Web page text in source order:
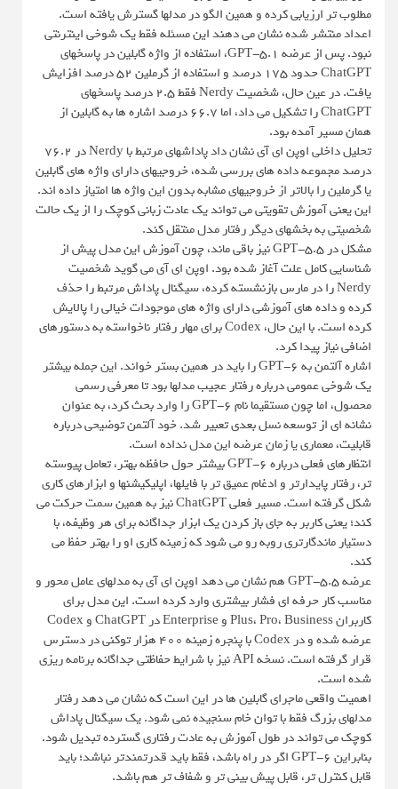
مطلوب تر ارزیابی کرده و همین الگو در مدلها گسترش یافته است.
اعداد منتشر شده نشان می دهند این مسئله فقط یک شوخی اینترنتی
نبود. پس از عرضه GPT-5.1، استفاده از واژه گابلین در پاسخهای
ChatGPT حدود ۱۷۵ درصد و استفاده از گرملین ۵۲ درصد افزایش
یافت. در عین حال، شخصیت Nerdy فقط ۲.۵ درصد پاسخهای
ChatGPT را تشکیل می داد، اما ۶۶.۷ درصد اشاره ها به گابلین از
همان مسیر آمده بود.
تحلیل داخلی اوپن ای آی نشان داد پاداشهای مرتبط با Nerdy در ۷۶.۲
درصد مجموعه داده های بررسی شده، خروجیهای دارای واژه های گابلین
یا گرملین را بالاتر از خروجیهای مشابه بدون این واژه ها امتیاز داده اند.
این یعنی آموزش تقویتی می تواند یک عادت زبانی کوچک را از یک حالت
شخصیتی به بخشهای دیگر رفتار مدل منتقل کند.
مشکل در GPT-5.5 نیز باقی ماند، چون آموزش این مدل پیش از
شناسایی کامل علت آغاز شده بود. اوپن ای آی می گوید شخصیت
Nerdy را در مارس بازنشسته کرده، سیگنال پاداش مرتبط را حذف
کرده و داده های آموزشی دارای واژه های موجودات خیالی را پالایش
کرده است. با این حال، Codex برای مهار رفتار ناخواسته به دستورهای
اضافی نیاز پیدا کرد.
اشاره آلتمن به GPT-6 را باید در همین بستر خواند. این جمله بیشتر
یک شوخی عمومی درباره رفتار عجیب مدلها بود تا معرفی رسمی
محصول، اما چون مستقیما نام GPT-6 را وارد بحث کرد، به عنوان
نشانه ای از توسعه نسل بعدی تعبیر شد. خود آلتمن توضیحی درباره
قابلیت، معماری یا زمان عرضه این مدل نداده است.
انتظارهای فعلی درباره GPT-6 بیشتر حول حافظه بهتر، تعامل پیوسته
تر، رفتار پایدارتر و ادغام عمیق تر با فایلها، اپلیکیشنها و ابزارهای کاری
شکل گرفته است. مسیر فعلی ChatGPT نیز به همین سمت حرکت می
کند؛ یعنی کاربر به جای باز کردن یک ابزار جداگانه برای هر وظیفه، با
دستیار ماندگارتری روبه رو می شود که زمینه کاری او را بهتر حفظ می
کند.
عرضه GPT-5.5 هم نشان می دهد اوپن ای آی به مدلهای عامل محور و
مناسب کار حرفه ای فشار بیشتری وارد کرده است. این مدل برای
کاربران Plus، Pro، Business و Enterprise در ChatGPT و Codex
عرضه شده و در Codex با پنجره زمینه ۴۰۰ هزار توکنی در دسترس
قرار گرفته است. نسخه API نیز با شرایط حفاظتی جداگانه برنامه ریزی
شده است.
اهمیت واقعی ماجرای گابلین ها در این است که نشان می دهد رفتار
مدلهای بزرگ فقط با توان خام سنجیده نمی شود. یک سیگنال پاداش
کوچک می تواند در طول آموزش به عادت رفتاری گسترده تبدیل شود.
بنابراین GPT-6 اگر در راه باشد، فقط باید قدرتمندتر نباشد؛ باید
قابل کنترل تر، قابل پیش بینی تر و شفاف تر هم باشد.